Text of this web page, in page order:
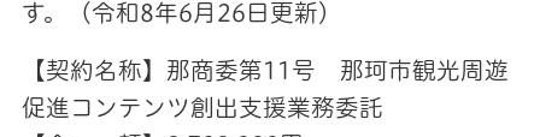
す。（令和8年6月26日更新）
【契約名称】那商委第11号 那珂市観光周遊
促進コンテンツ創出支援業務委託